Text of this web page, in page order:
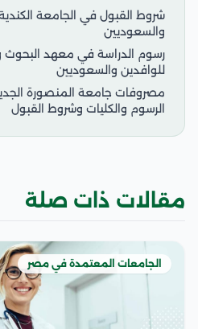
شروط القبول في الجامعة
والسعوديين
رسوم الدراسة في معهد البحوث
للوافدين والسعوديين
الرسوم والكليات وشروط القبول
مقالات ذات صلة
الجامعات المعتمدة في مصر